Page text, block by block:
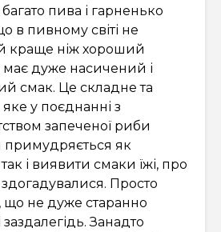
пива і гарненько
в пивному світі не
краще ніж хороший
має дуже насичений і
смак. Це складне та
у поєднанні з
запеченої риби
як
і виявити смаки їжі, про
здогадувалися. Просто
що не дуже старанно
заздалегідь. Занадто